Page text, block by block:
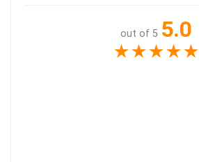
5.0
out of 5
★
★
★
★
★